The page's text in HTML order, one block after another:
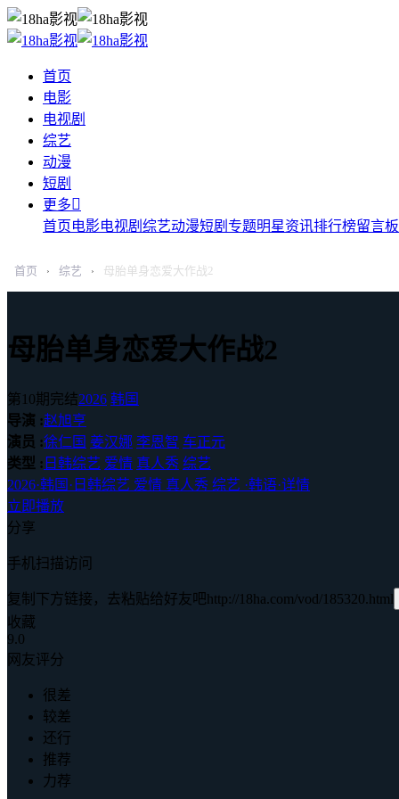
首页
电影
电视剧
综艺
动漫
短剧
更多
首页电影电视剧 综艺动漫短剧 专题明星资讯排行榜留言板
首页 › 综艺 › 母胎单身恋爱大作战2
母胎单身恋爱大作战2
第10期完结2026 韩国
导演 :赵旭亨
演员 :徐仁国 姜汉娜 李恩智 车正元
类型 : 日韩综艺 爱情 真人秀 综艺
2026·韩国 · 日韩综艺 爱情 真人秀 综艺 ·韩语·详情
立即播放
分享
手机扫描访问
复制下方链接，去粘贴给好友吧http://18ha.com/vod/185320.html
收藏
9.0
网友评分
很差
较差
还行
推荐
力荐